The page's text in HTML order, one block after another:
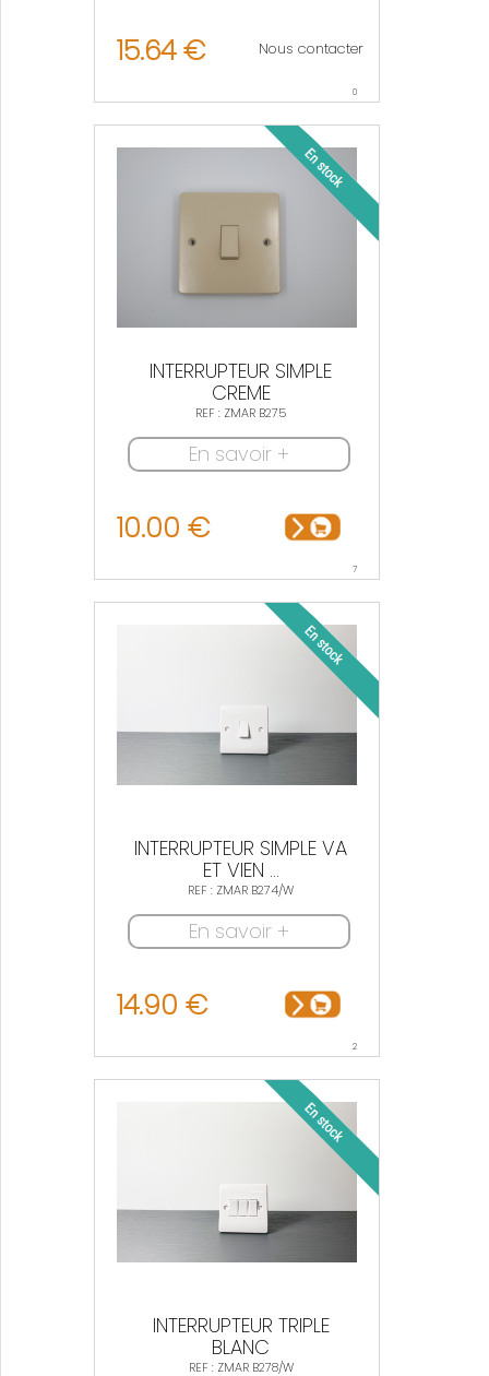
15.64 € Nous contacter
0
INTERRUPTEUR SIMPLE
CREME
REF : ZMAR B275
En savoir +
10.00 €
7
INTERRUPTEUR SIMPLE VA
ET VIEN ...
REF : ZMAR B274/W
En savoir +
14.90 €
2
INTERRUPTEUR TRIPLE
BLANC
REF : ZMAR B278/W